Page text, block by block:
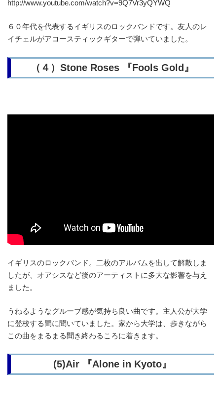
http://www.youtube.com/watch?v=9Q7Vr3yQYWQ
６０年代を代表するイギリスのロックバンドです。友人のレ
イチェルがアコースティックギターで弾いていました。
（４）Stone Roses 『Fools Gold』
イギリスのロックバンド。二枚のアルバムを出して解散しま
したが、オアシスなど後のアーティストに多大な影響を与え
ました。
うねるようなグルーブ感が気持ち良い曲です。主人公が大学
に登校する間に聞いていました。家から大学は、歩きながら
この曲をまるまる聞き終わるころに着きます。
(5)Air 『Alone in Kyoto』